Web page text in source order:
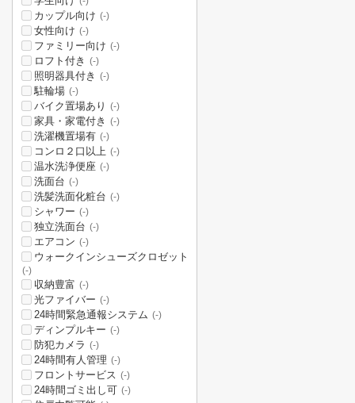
カップル向け (-)
女性向け (-)
ファミリー向け (-)
ロフト付き (-)
照明器具付き (-)
駐輪場 (-)
バイク置場あり (-)
家具・家電付き (-)
洗濯機置場有 (-)
コンロ２口以上 (-)
温水洗浄便座 (-)
洗面台 (-)
洗髪洗面化粧台 (-)
シャワー (-)
独立洗面台 (-)
エアコン (-)
ウォークインシューズクロゼット
(-)
収納豊富 (-)
光ファイバー (-)
24時間緊急通報システム (-)
ディンプルキー (-)
防犯カメラ (-)
24時間有人管理 (-)
フロントサービス (-)
24時間ゴミ出し可 (-)